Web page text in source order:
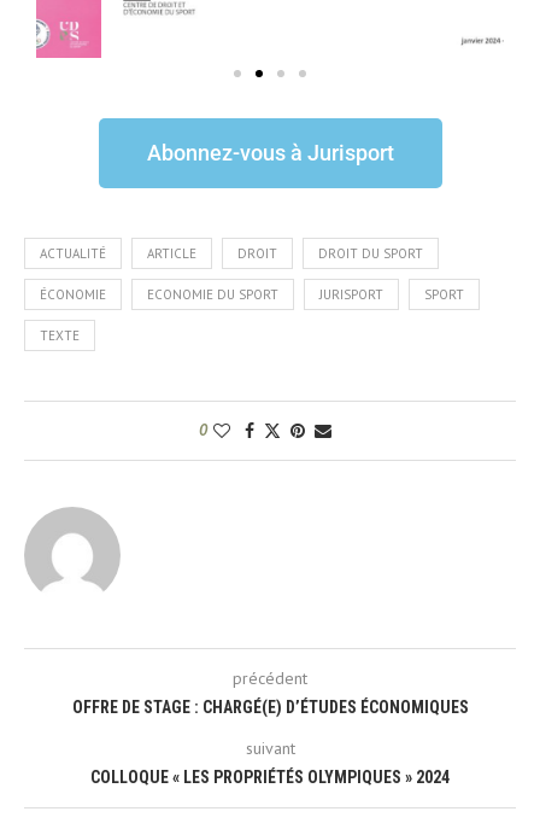
Abonnez-vous à Jurisport
ACTUALITÉ ARTICLE DROIT DROIT DU SPORT
ÉCONOMIE ECONOMIE DU SPORT JURISPORT SPORT
TEXTE
0
précédent
OFFRE DE STAGE : CHARGÉ(E) D’ÉTUDES ÉCONOMIQUES
suivant
COLLOQUE « LES PROPRIÉTÉS OLYMPIQUES » 2024